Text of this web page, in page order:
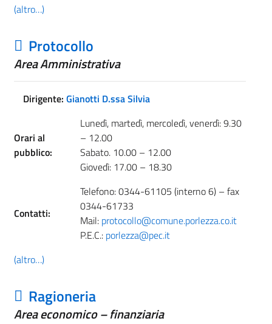
(altro…)
Protocollo
Area Amministrativa
Dirigente: Gianotti D.ssa Silvia
Orari al
pubblico:
Lunedì, martedì, mercoledì, venerdì: 9.30
– 12.00
Sabato. 10.00 – 12.00
Giovedì: 17.00 – 18.30
Contatti:
Telefono: 0344-61105 (interno 6) – fax
0344-61733
Mail: protocollo@comune.porlezza.co.it
P.E.C.: porlezza@pec.it
(altro…)
Ragioneria
Area economico – finanziaria